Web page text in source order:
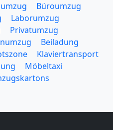
Büroumzug
Laborumzug
Privatumzug
Beiladung
Klaviertransport
Möbeltaxi